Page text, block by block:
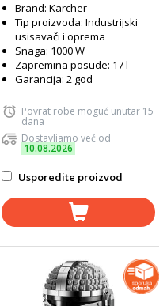
Brand: Karcher
Tip proizvoda: Industrijski
usisavači i oprema
Snaga: 1000 W
Zapremina posude: 17 l
Garancija: 2 god
Povrat robe moguć unutar 15
dana
Dostavljamo već od
10.08.2026
Usporedite proizvod